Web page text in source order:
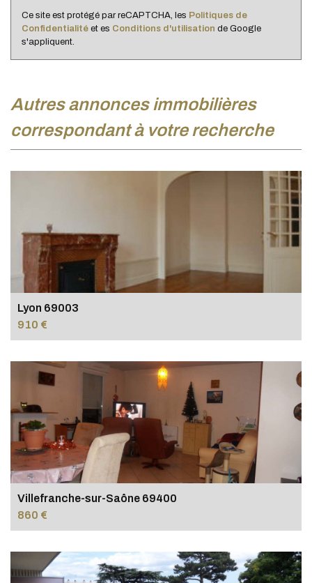
Ce site est protégé par reCAPTCHA, les Politiques de
Confidentialité et es Conditions d'utilisation de Google
s'appliquent.
autres annonces immobilières
correspondant à votre recherche
Lyon 69003
910 €
Villefranche-sur-Saône 69400
860 €